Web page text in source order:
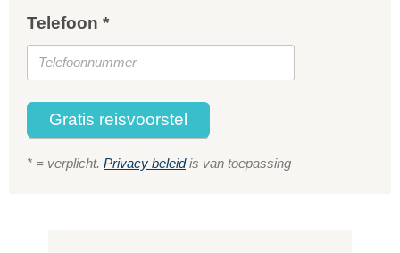
Telefoon *
Gratis reisvoorstel
* = verplicht. Privacy beleidis van toepassing